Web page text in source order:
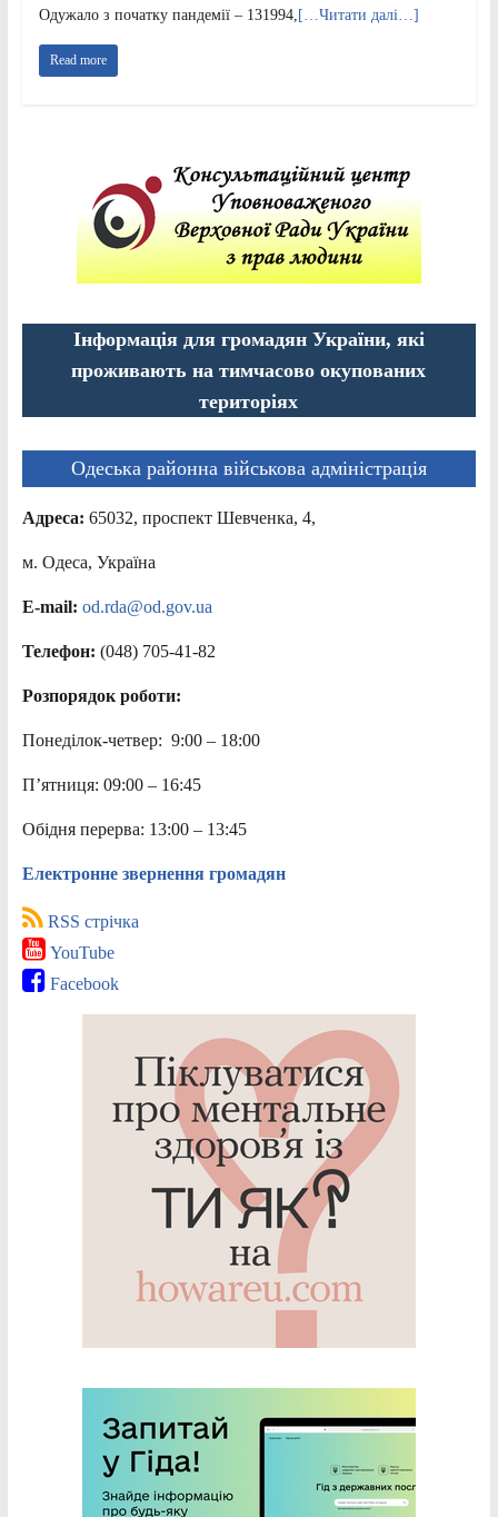
Одужало з початку пандемії – 131994, […Читати далі…]
Read more
Інформація для громадян України, які
проживають на тимчасово окупованих
територіях
Одеська районна військова адміністрація
Адреса: 65032, проспект Шевченка, 4,
м. Одеса, Україна
E-mail: od.rda@od.gov.ua
Телефон: (048) 705-41-82
Розпорядок роботи:
Понеділок-четвер: 9:00 – 18:00
П’ятниця: 09:00 – 16:45
Обідня перерва: 13:00 – 13:45
Електронне звернення громадян
RSS стрічка
YouTube
Facebook